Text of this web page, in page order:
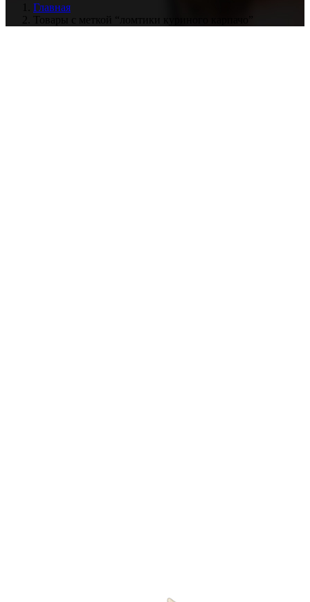
Главная
Товары с меткой “ломтики куриного карпачо”